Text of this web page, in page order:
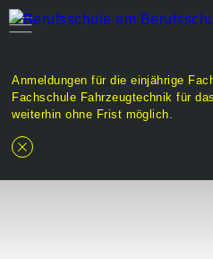
Anmeldungen für die einjährige
Fachschule Fahrzeugtechnik für
weiterhin ohne Frist möglich.